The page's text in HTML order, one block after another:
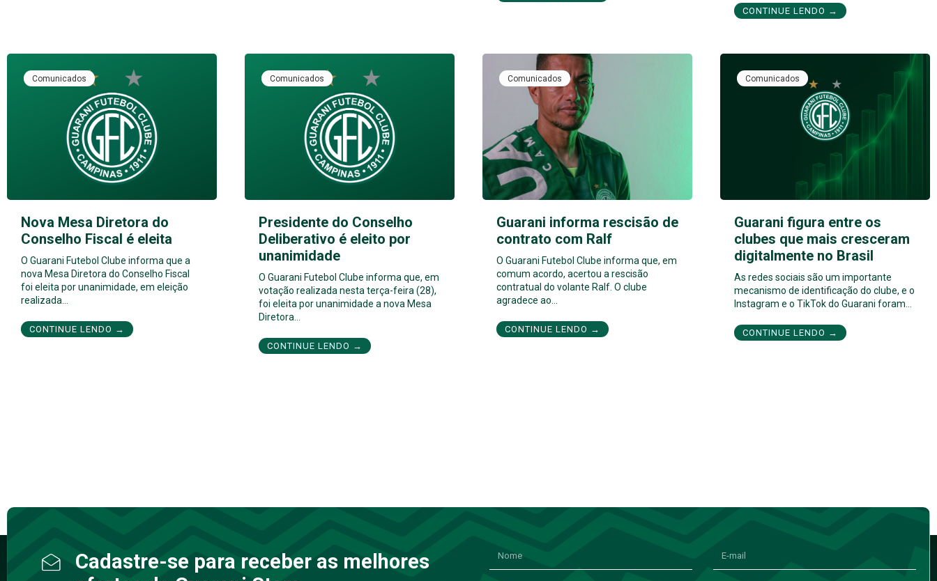
CONTINUE LENDO →
Comunicados
Nova Mesa Diretora do
Conselho Fiscal é eleita
O Guarani Futebol Clube informa que a
nova Mesa Diretora do Conselho Fiscal
foi eleita por unanimidade, em eleição
realizada…
CONTINUE LENDO →
Comunicados
Presidente do Conselho
Deliberativo é eleito por
unanimidade
O Guarani Futebol Clube informa que, em
votação realizada nesta terça-feira (28),
foi eleita por unanimidade a nova Mesa
Diretora…
CONTINUE LENDO →
Comunicados
Guarani informa rescisão de
contrato com Ralf
O Guarani Futebol Clube informa que, em
comum acordo, acertou a rescisão
contratual do volante Ralf. O clube
agradece ao…
CONTINUE LENDO →
Comunicados
Guarani figura entre os
clubes que mais cresceram
digitalmente no Brasil
As redes sociais são um importante
mecanismo de identificação do clube, e o
Instagram e o TikTok do Guarani foram…
CONTINUE LENDO →
Cadastre-se para receber as melhores